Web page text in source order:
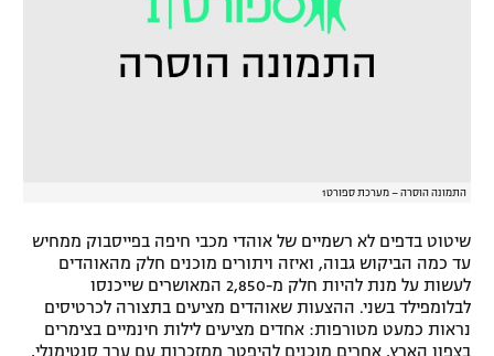
התמונה הוסרה – מערכת ספורט1
שיטוט בדפים לא רשמיים של אוהדי מכבי חיפה בפייסבוק ממחיש
עד כמה הביקוש גבוה, ואיזה ויתורים מוכנים חלק מהאוהדים
לעשות על מנת להיות חלק מ-2,850 המאושרים שייכנסו
לבלומפילד בשני. ההצעות שאוהדים מציעים בתצורה לכרטיסים
נראות כמעט מטורפות: אחדים מציעים לילות חינמיים בצימרים
בצפון הארץ, אחרים מוכנים להיפטר ממזכרות עם ערך סנטימנלי,